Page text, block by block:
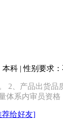
科 | 性别要求：
2、产品出货
体系内审员资
荐给好友]